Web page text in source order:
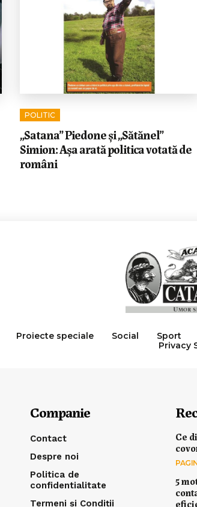
POLITIC
„Satana” Piedone și „Sătănel”
Simion: Așa arată politica votată de
români
Proiecte speciale Social Sport
Privacy
Companie
Contact
Despre noi
Politica de
confidentialitate
Termeni și Condiții
Ce
5